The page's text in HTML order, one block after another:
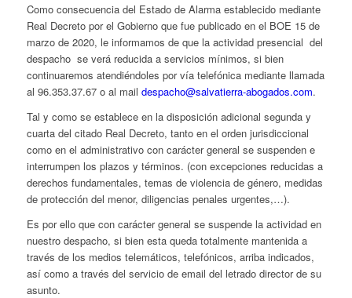
Como consecuencia del Estado de Alarma establecido mediante
Real Decreto por el Gobierno que fue publicado en el BOE 15 de
marzo de 2020, le informamos de que la actividad presencial del
despacho se verá reducida a servicios mínimos, si bien
continuaremos atendiéndoles por vía telefónica mediante llamada
al 96.353.37.67 o al mail despacho@salvatierra-abogados.com.
Tal y como se establece en la disposición adicional segunda y
cuarta del citado Real Decreto, tanto en el orden jurisdiccional
como en el administrativo con carácter general se suspenden e
interrumpen los plazos y términos. (con excepciones reducidas a
derechos fundamentales, temas de violencia de género, medidas
de protección del menor, diligencias penales urgentes,…).
Es por ello que con carácter general se suspende la actividad en
nuestro despacho, si bien esta queda totalmente mantenida a
través de los medios telemáticos, telefónicos, arriba indicados,
así como a través del servicio de email del letrado director de su
asunto.